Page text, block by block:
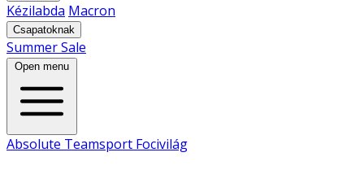
Kézilabda Macron
Csapatoknak
Summer Sale
Open menu
Absolute Teamsport Focivilág